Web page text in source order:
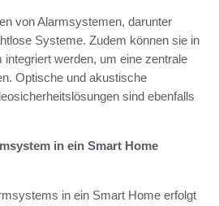
von Alarmsystemen, darunter
Systeme. Zudem können sie in
werden, um eine zentrale
Optische und akustische
sind ebenfalls
in ein Smart Home
in ein Smart Home erfolgt